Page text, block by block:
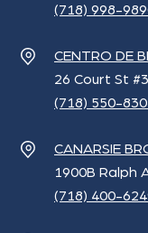
(718) 998-
CENTRO DE
26 Court St
(718) 550-
CANARSIE
1900B Ralph
(718) 400-